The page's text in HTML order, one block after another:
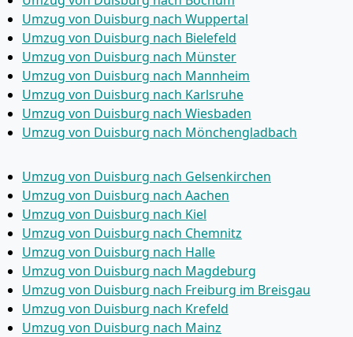
Umzug von Duisburg nach Wuppertal
Umzug von Duisburg nach Bielefeld
Umzug von Duisburg nach Münster
Umzug von Duisburg nach Mannheim
Umzug von Duisburg nach Karlsruhe
Umzug von Duisburg nach Wiesbaden
Umzug von Duisburg nach Mönchen­gladbach
Umzug von Duisburg nach Gelsenkirchen
Umzug von Duisburg nach Aachen
Umzug von Duisburg nach Kiel
Umzug von Duisburg nach Chemnitz
Umzug von Duisburg nach Halle
Umzug von Duisburg nach Magdeburg
Umzug von Duisburg nach Freiburg im Breisgau
Umzug von Duisburg nach Krefeld
Umzug von Duisburg nach Mainz